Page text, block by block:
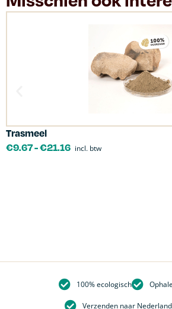
Trasmeel
€9.67-€21.16 incl. btw
100% ecologisch
Verzenden naar